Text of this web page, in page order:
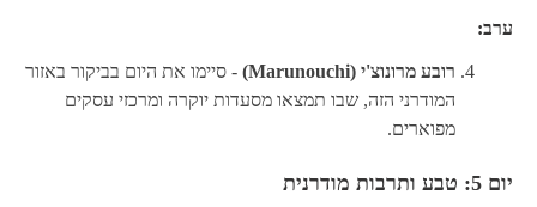
ערב:
רובע מרונוצ'י (Marunouchi)
- סיימו את היום בביקור באזור
המודרני הזה, שבו תמצאו מסעדות יוקרה ומרכזי עסקים
מפוארים.
יום 5: טבע ותרבות מודרנית